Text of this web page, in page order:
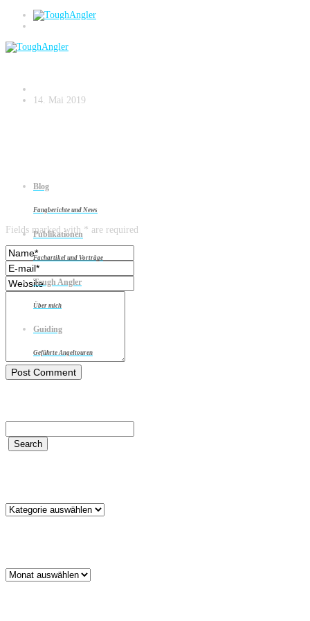
Blog
Fangberichte und News
Publikationen
Fachartikel und Vorträge
Tough Angler
Über mich
Guiding
Geführte Angeltouren
vänern-hecht-75
14. Mai 2019
Leave a reply
Fields marked with * are required
Kategorien
Archiv